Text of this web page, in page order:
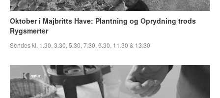
Oktober i Majbritts Have: Plantning og Oprydning trods
Rygsmerter
Sendes kl. 1.30, 3.30, 5.30, 7.30, 9.30, 11.30 & 13.30